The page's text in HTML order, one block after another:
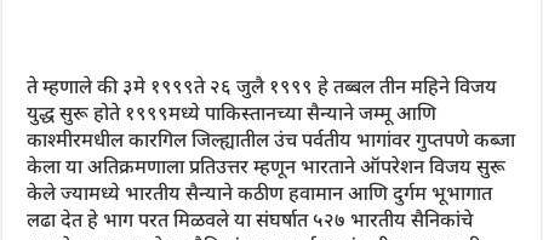
ते म्हणाले की ३मे १९९९ते २६ जुलै १९९९ हे तब्बल तीन महिने विजय
युद्ध सुरू होते १९९९मध्ये पाकिस्तानच्या सैन्याने जम्मू आणि
काश्मीरमधील कारगिल जिल्ह्यातील उंच पर्वतीय भागांवर गुप्तपणे कब्जा
केला या अतिक्रमणाला प्रतिउत्तर म्हणून भारताने ऑपरेशन विजय सुरू
केले ज्यामध्ये भारतीय सैन्याने कठीण हवामान आणि दुर्गम भूभागात
लढा देत हे भाग परत मिळवले या संघर्षात ५२७ भारतीय सैनिकांचे